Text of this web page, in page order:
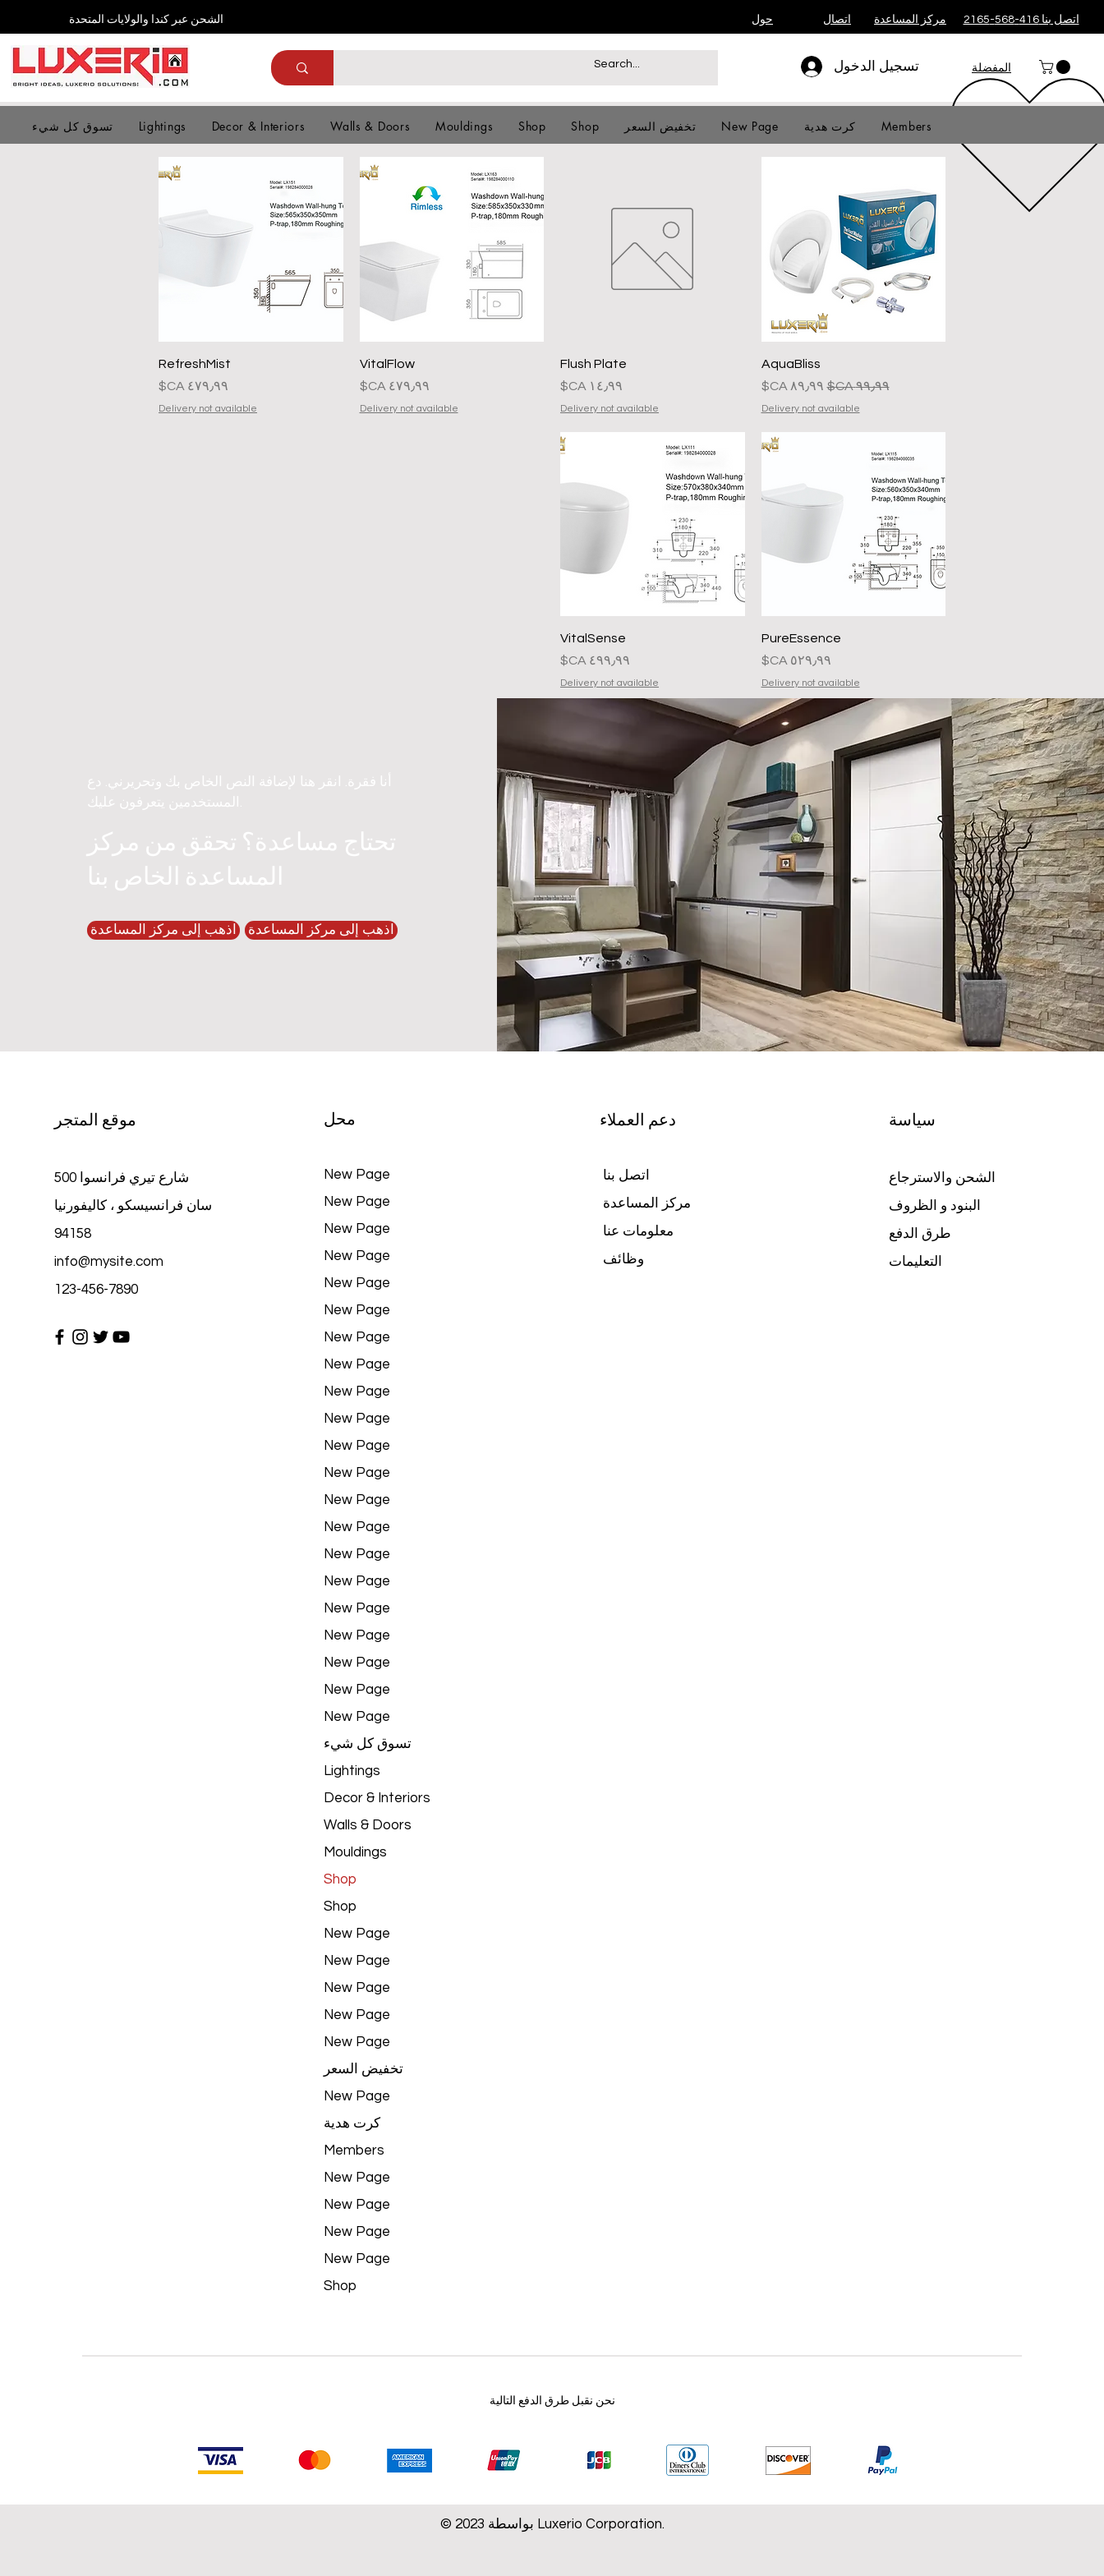
الشحن عبر كندا والولايات المتحدة حول اتصال مركز المساعدة اتصل بنا 416-568-2165
تسجيل الدخول المفضلة
تسوق كل شيء Lightings Decor & Interiors Walls & Doors Mouldings Shop Shop تخفيض السعر New Page كرت هدية Members
العرض السريعAquaBliss
سعر عادي‏٩٩٫٩٩ CA$ سعر البيع
Delivery not available
العرض السريعFlush Plate
السعر
Delivery not available
VitalFlow
السعر
Delivery not available
العرض السريعRefreshMist
السعر
Delivery not available
العرض السريعPureEssence
السعر
Delivery not available
العرض السريعVitalSense
السعر
Delivery not available
أنا فقرة. انقر هنا لإضافة النص الخاص بك وتحريرني. دع
المستخدمين يتعرفون عليك.
تحتاج مساعدة؟ تحقق من مركز
المساعدة الخاص بنا
اذهب إلى مركز المساعدة اذهب إلى مركز المساعدة
موقع المتجر
500 شارع تيري فرانسوا
سان فرانسيسكو ، كاليفورنيا
94158
info@mysite.com
123-456-7890
محل
New Page
New Page
New Page
New Page
New Page
New Page
New Page
New Page
New Page
New Page
New Page
New Page
New Page
New Page
New Page
New Page
New Page
New Page
New Page
New Page
New Page
تسوق كل شيء
Lightings
Decor & Interiors
Walls & Doors
Mouldings
Shop
Shop
New Page
New Page
New Page
New Page
New Page
تخفيض السعر
New Page
كرت هدية
Members
New Page
New Page
New Page
New Page
Shop
دعم العملاء
اتصل بنا
مركز المساعدة
معلومات عنا
وظائف
سياسة
الشحن والاسترجاع
البنود و الظروف
التعليمات
نحن نقبل طرق الدفع التالية
© 2023 بواسطة Luxerio Corporation.